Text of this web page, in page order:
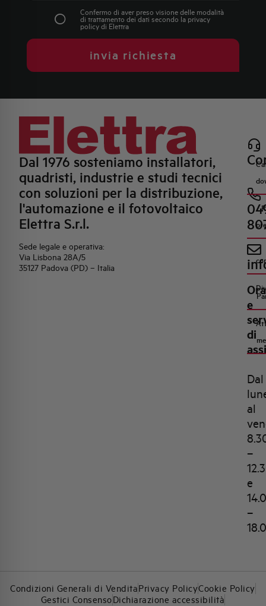
Confermo di aver preso visione delle modalità
di trattamento dei dati secondo la privacy
policydi Elettra
invia richiesta
Dal 1976 sosteniamo installatori,
quadristi, industrie e studi tecnici
con soluzioni per la distribuzione,
l'automazione e il fotovoltaico
Elettra S.r.l.
Sede legale e operativa:
Via Lisbona 28A/5
35127 Padova (PD) – Italia
e
di
Dal
al
–
e
–
Condizioni Generali di VenditaPrivacy PolicyCookie Policy
Gestici ConsensoDichiarazione accessibilità